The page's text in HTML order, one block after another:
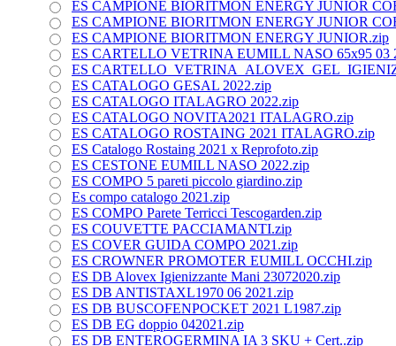
ES CAMPIONE BIORITMON ENERGY JUNIOR
ES CAMPIONE BIORITMON ENERGY JUNIOR
ES CAMPIONE BIORITMON ENERGY JUNIOR.zip
ES CARTELLO VETRINA EUMILL NASO 65x95 03
ES
ES CATALOGO GESAL 2022.zip
ES CATALOGO ITALAGRO 2022.zip
ES CATALOGO NOVITA2021 ITALAGRO.zip
ES CATALOGO ROSTAING 2021 ITALAGRO.zip
ES Catalogo Rostaing 2021 x Reprofoto.zip
ES CESTONE EUMILL NASO 2022.zip
ES COMPO 5 pareti piccolo giardino.zip
Es compo catalogo 2021.zip
ES COMPO Parete Terricci Tescogarden.zip
ES COUVETTE PACCIAMANTI.zip
ES COVER GUIDA COMPO 2021.zip
ES CROWNER PROMOTER EUMILL OCCHI.zip
ES DB Alovex Igienizzante Mani 23072020.zip
ES DB ANTISTAXL1970 06 2021.zip
ES DB BUSCOFENPOCKET 2021 L1987.zip
ES DB EG doppio 042021.zip
ES DB ENTEROGERMINA IA 3 SKU + Cert..zip